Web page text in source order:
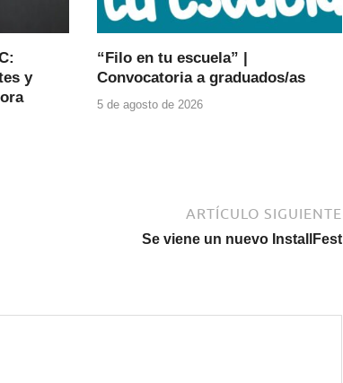
y
“Filo en tu escuela” |
Convocatoria a graduados/as
5 de agosto de 2026
ARTÍCULO SIGUIENTE
Se viene un nuevo InstallFest